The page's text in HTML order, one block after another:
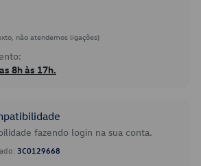
não atendemos ligações)
8h às 17h.
fazendo login na sua conta.
3C0129668